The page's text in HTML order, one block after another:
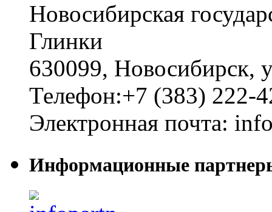
Новосибирская
Глинки
630099, Новосибирск,
Телефон:+7 (383) 222-
Электронная почта:
Информационные